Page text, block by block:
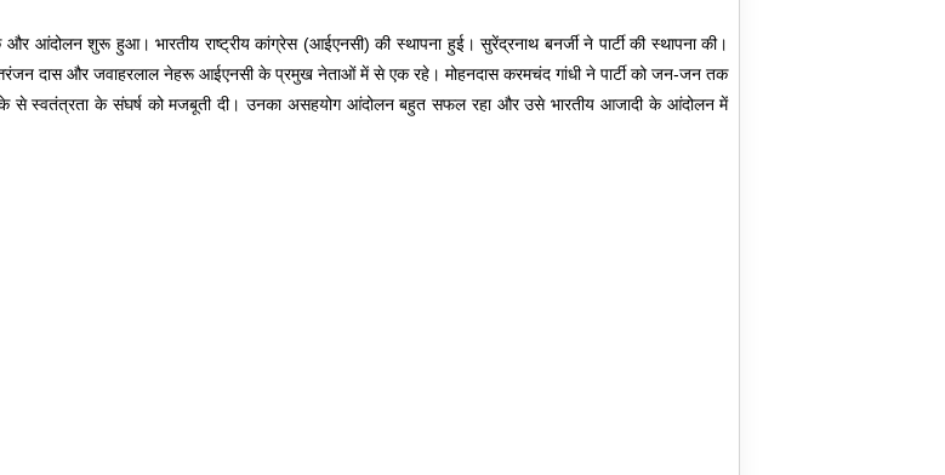
आंदोलन शुरू हुआ। भारतीय राष्ट्रीय कांग्रेस (आईएनसी) की स्थापना हुई। सुरेंद्रनाथ बनर्जी ने पार्टी की स्थापना की।
दास और जवाहरलाल नेहरू आईएनसी के प्रमुख नेताओं में से एक रहे। मोहनदास करमचंद गांधी ने पार्टी को जन-जन तक
से स्वतंत्रता के संघर्ष को मजबूती दी। उनका असहयोग आंदोलन बहुत सफल रहा और उसे भारतीय आजादी के आंदोलन में